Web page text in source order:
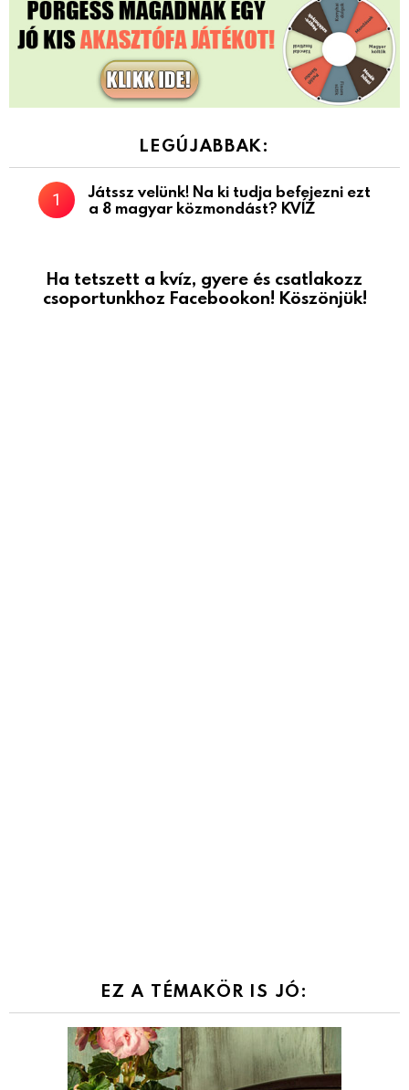
LEGÚJABBAK:
Játssz velünk! Na ki tudja befejezni ezt
a 8 magyar közmondást? KVÍZ
Ha tetszett a kvíz, gyere és csatlakozz
csoportunkhoz Facebookon! Köszönjük!
EZ A TÉMAKÖR IS JÓ: